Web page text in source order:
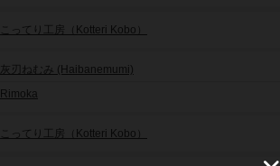
こってり工房（Kotteri Kobo）
灰刃ねむみ (Haibanemumi)
Rimoka
こってり工房（Kotteri Kobo）